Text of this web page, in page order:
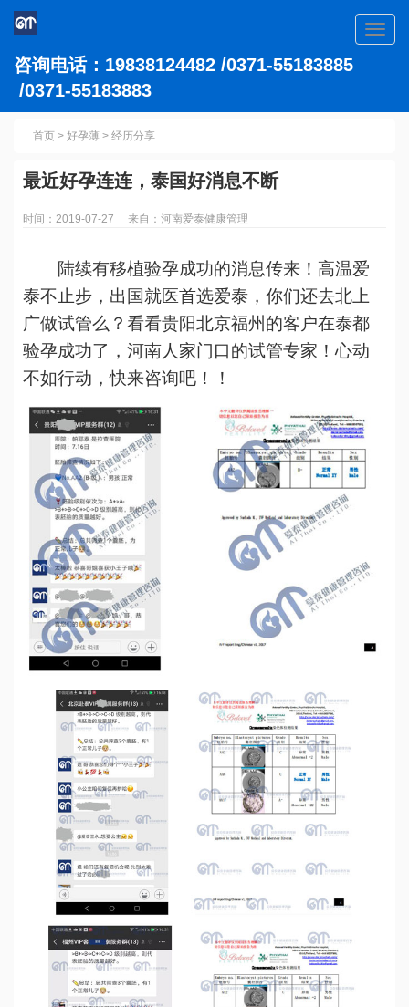
咨询电话：19838124482 /0371-55183885
/0371-55183883
首页 > 好孕薄 > 经历分享
最近好孕连连，泰国好消息不断
时间：2019-07-27 来自：河南爱泰健康管理
陆续有移植验孕成功的消息传来！高温爱
泰不止步，出国就医首选爱泰，你们还去北上
广做试管么？看看贵阳北京福州的客户在泰都
验孕成功了，河南人家门口的试管专家！心动
不如行动，快来咨询吧！！